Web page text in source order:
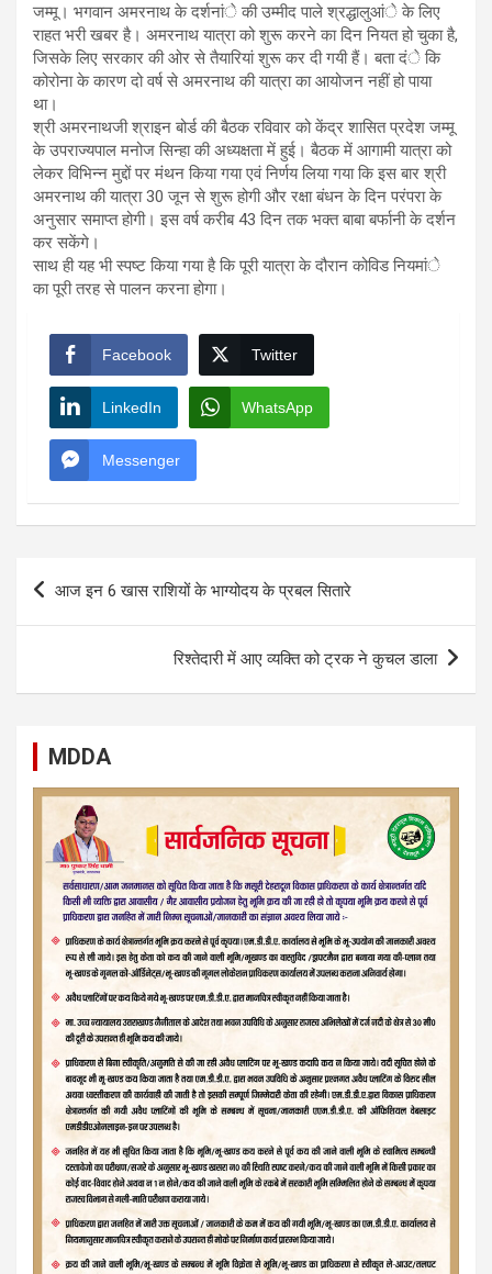
जम्मू। भगवान अमरनाथ के दर्शनांे की उम्मीद पाले श्रद्धालुआंे के लिए
राहत भरी खबर है। अमरनाथ यात्रा को शुरू करने का दिन नियत हो चुका है,
जिसके लिए सरकार की ओर से तैयारियां शुरू कर दी गयी हैं। बता दंे कि
कोरोना के कारण दो वर्ष से अमरनाथ की यात्रा का आयोजन नहीं हो पाया
था।
श्री अमरनाथजी श्राइन बोर्ड की बैठक रविवार को केंद्र शासित प्रदेश जम्मू
के उपराज्यपाल मनोज सिन्हा की अध्यक्षता में हुई। बैठक में आगामी यात्रा को
लेकर विभिन्न मुद्दों पर मंथन किया गया एवं निर्णय लिया गया कि इस बार श्री
अमरनाथ की यात्रा 30 जून से शुरू होगी और रक्षा बंधन के दिन परंपरा के
अनुसार समाप्त होगी। इस वर्ष करीब 43 दिन तक भक्त बाबा बर्फानी के दर्शन
कर सकेंगे।
साथ ही यह भी स्पष्ट किया गया है कि पूरी यात्रा के दौरान कोविड नियमांे
का पूरी तरह से पालन करना होगा।
Facebook Twitter
LinkedIn WhatsApp
Messenger
Post
navigation
आज इन 6 खास राशियों के भाग्योदय के प्रबल सितारे
रिश्तेदारी में आए व्यक्ति को ट्रक ने कुचल डाला
MDDA